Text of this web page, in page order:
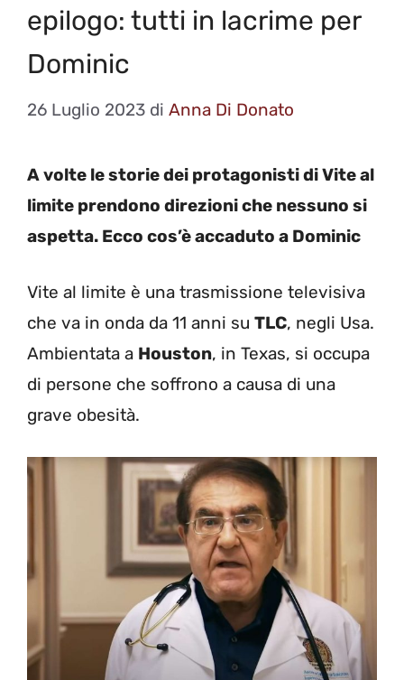
epilogo: tutti in lacrime per
Dominic
26 Luglio 2023 di Anna Di Donato
A volte le storie dei protagonisti di Vite al
limite prendono direzioni che nessuno si
aspetta. Ecco cos’è accaduto a Dominic
Vite al limite è una trasmissione televisiva
che va in onda da 11 anni su TLC, negli Usa.
Ambientata a Houston, in Texas, si occupa
di persone che soffrono a causa di una
grave obesità.